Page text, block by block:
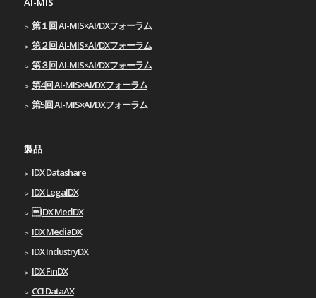
第１回 AI-MIS×AI/DXフォーラム
第２回 AI-MIS×AI/DXフォーラム
第３回 AI-MIS×AI/DXフォーラム
第4回 AI-MIS×AI/DXフォーラム
第5回 AI-MIS×AI/DXフォーラム
製品
IDX Datashare
IDX LegalDX
IDX MedDX
IDX MediaDX
IDX IndustryDX
IDX FinDX
CCI DataAX